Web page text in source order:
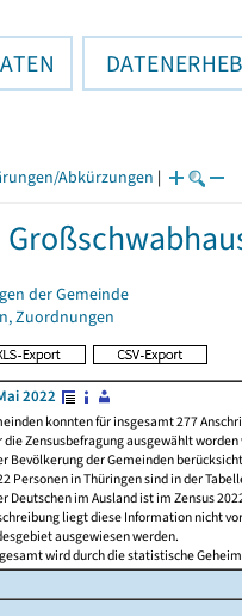
Abkürzungen |
der Gemeinde
Zuordnungen
2022
konnten für insgesamt 277
Zensusbefragung ausgewählt
Bevölkerung der Gemeinden
Personen in Thüringen sind in der
Deutschen im Ausland ist im Zensus
liegt diese Information nicht
ausgewiesen werden.
wird durch die statistische